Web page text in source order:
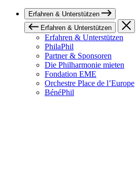
Erfahren & Unterstützen
Erfahren & Unterstützen
Erfahren & Unterstützen
PhilaPhil
Partner & Sponsoren
Die Philharmonie mieten
Fondation EME
Orchestre Place de l’Europe
BénéPhil